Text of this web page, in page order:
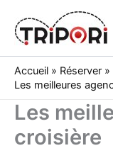
content
Accueil » Réserver »
Les meilleures
Les
croisière